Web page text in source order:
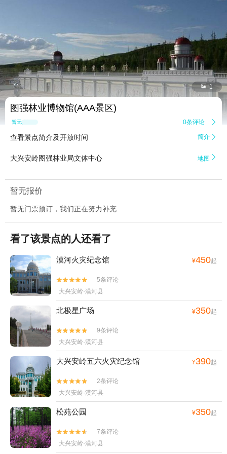
 1
图强林业博物馆(AAA景区)
暂无点评 0条评论 
查看景点简介及开放时间 简介 
大兴安岭图强林业局文体中心 地图 
暂无报价
暂无门票预订，我们正在努力补充
看了该景点的人还看了
漠河火灾纪念馆 ¥450起


5条评论
大兴安岭·漠河县
北极星广场 ¥350起


9条评论
大兴安岭·漠河县
大兴安岭五六火灾纪念馆 ¥390起


2条评论
大兴安岭·漠河县
松苑公园 ¥350起


7条评论
大兴安岭·漠河县